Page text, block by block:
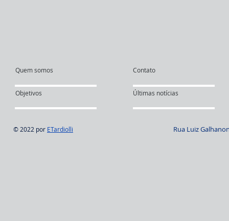
© 2022 por ETardiolli
Objetivos
Quem somos
Últimas notícias
Contato
Rua Luiz